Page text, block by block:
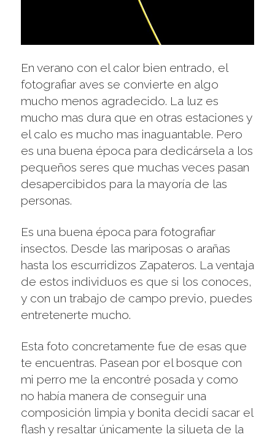
En verano con el calor bien entrado, el
fotografiar aves se convierte en algo
mucho menos agradecido. La luz es
mucho mas dura que en otras estaciones y
el calo es mucho mas inaguantable. Pero
es una buena época para dedicársela a los
pequeños seres que muchas veces pasan
desapercibidos para la mayoría de las
personas.
Es una buena época para fotografiar
insectos. Desde las mariposas o arañas
hasta los escurridizos Zapateros. La ventaja
de estos individuos es que si los conoces,
y con un trabajo de campo previo, puedes
entretenerte mucho.
Esta foto concretamente fue de esas que
te encuentras. Pasean por el bosque con
mi perro me la encontré posada y como
no había manera de conseguir una
composición limpia y bonita decidí sacar el
flash y resaltar únicamente la silueta de la